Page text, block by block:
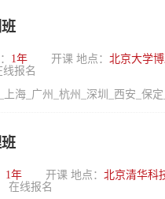
1年 开课 地点： 北京大学
线报名
海_广州_杭州_深圳_西安_保
1年 开课 地点： 北京清华科
在线报名